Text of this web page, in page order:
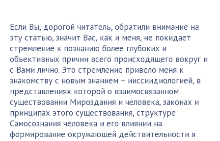
Если Вы, дорогой читатель, обратили внимание на
эту статью, значит Вас, как и меня, не покидает
стремление к познанию более глубоких и
объективных причин всего происходящего вокруг и
с Вами лично. Это стремление привело меня к
знакомству с новым знанием – ииссиидиологией, в
представлениях которой о взаимосвязанном
существовании Мироздания и человека, законах и
принципах этого существования, структуре
Самосознания человека и его влиянии на
формирование окружающей действительности я